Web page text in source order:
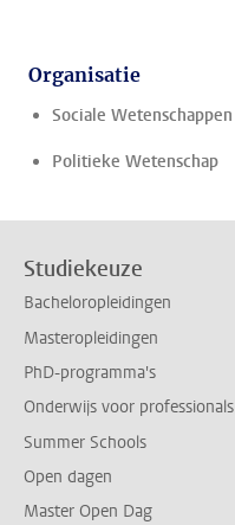
Organisatie
Sociale Wetenschappen
Politieke Wetenschap
Studiekeuze
Bacheloropleidingen
Masteropleidingen
PhD-programma's
Onderwijs voor professionals
Summer Schools
Open dagen
Master Open Dag